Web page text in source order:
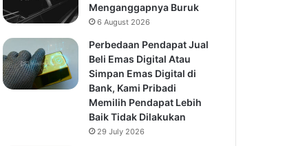
Menganggapnya Buruk
6 August 2026
Perbedaan Pendapat Jual
Beli Emas Digital Atau
Simpan Emas Digital di
Bank, Kami Pribadi
Memilih Pendapat Lebih
Baik Tidak Dilakukan
29 July 2026